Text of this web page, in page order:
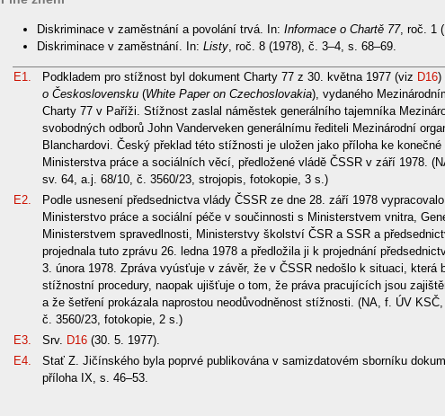
Diskriminace v zaměstnání a povolání trvá. In: Informace o Chartě 77, roč. 1
Diskriminace v zaměstnání. In: Listy, roč. 8 (1978), č. 3–4, s. 68–69.
E1. Podkladem pro stížnost byl dokument Charty 77 z 30. května 1977 (viz D16)
o Československu (White Paper on Czechoslovakia), vydaného
Charty 77 v Paříži. Stížnost zaslal náměstek generálního tajemníka
svobodných odborů John Vanderveken generálnímu řediteli Mezinárodní
Blanchardovi. Český překlad této stížnosti je uložen jako příloha ke
Ministerstva práce a sociálních věcí, předložené vládě ČSSR v září 1978.
sv. 64, a.j. 68/10, č. 3560/23, strojopis, fotokopie, 3 s.)
E2.
Podle usnesení předsednictva vlády ČSSR ze dne 28. září 1978
Ministerstvo práce a sociální péče v součinnosti s Ministerstvem vnitra,
Ministerstvem spravedlnosti, Ministerstvy školství ČSR a SSR a
projednala tuto zprávu 26. ledna 1978 a předložila ji k projednání
3. února 1978. Zpráva vyúsťuje v závěr, že v ČSSR nedošlo k situaci, která
stížnostní procedury, naopak ujišťuje o tom, že práva pracujících jsou
a že šetření prokázala naprostou neodůvodněnost stížnosti. (NA, f. ÚV
č. 3560/23, fotokopie, 2 s.)
E3.
Srv. D16 (30. 5. 1977).
E4.
Stať Z. Jičínského byla poprvé publikována v samizdatovém sborníku
příloha IX, s. 46–53.